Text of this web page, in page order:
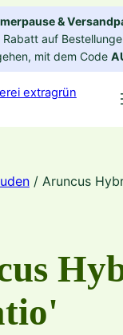
&
auf
mit dem Code
/ Aruncus